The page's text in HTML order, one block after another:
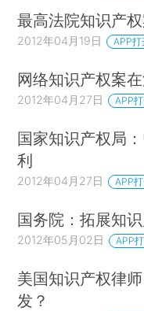
最高法院知识产
2012年04月19日 APP打
网络知识产权案
2012年04月27日 APP
国家知识产权局
利
2012年04月27日 APP
国务院：拓展知
2012年05月02日 APP
美国知识产权律
发？